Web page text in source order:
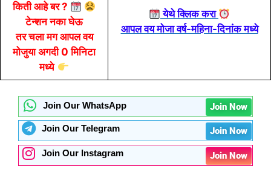
किती आहे बर ?
टेन्शन नका घेऊ
तर चला मग आपल वय
मोजुया अगदी 0 मिनिटा
मध्ये
येथे क्लिक करा
आपल वय मोजा वर्ष-महिना-दिनांक मध्ये
Join Our WhatsApp Join Now
Join Our Telegram Join Now
Join Our Instagram Join Now